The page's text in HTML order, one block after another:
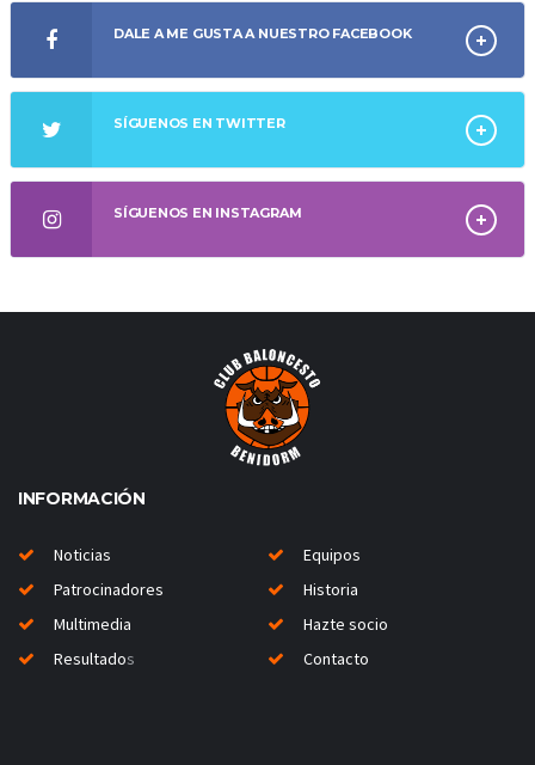
DALE A ME GUSTA A NUESTRO FACEBOOK
SÍGUENOS EN TWITTER
SÍGUENOS EN INSTAGRAM
INFORMACIÓN
Noticias
Equipos
Patrocinadores
Historia
Multimedia
Hazte socio
Resultados Contacto